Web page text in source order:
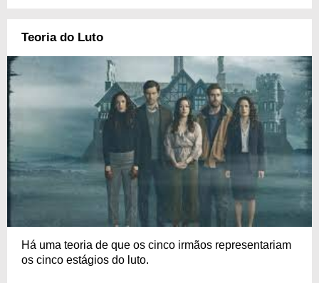
Teoria do Luto
Há uma teoria de que os cinco irmãos representariam
os cinco estágios do luto.